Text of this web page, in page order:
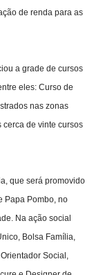
de renda para as
a grade de cursos
eles: Curso de
nas zonas
cerca de vinte cursos
que será promovido
Papa Pombo, no
Na ação social
Bolsa Família,
Social,